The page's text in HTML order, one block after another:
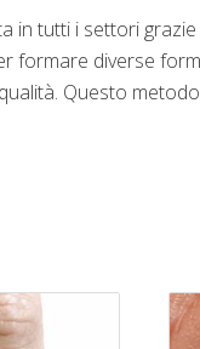
in tutti i settori
formare diverse
Questo